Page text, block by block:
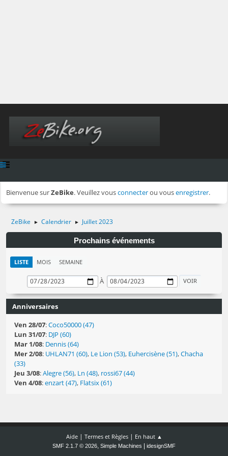
Bienvenue surZeBike. Veuillez vousconnecterou vousenregistrer.
ZeBike ► Calendrier ► Juillet 2023
Prochains événements
LISTE MOIS SEMAINE
À
Anniversaires
Ven 28/07:Coco50000 (47)
Lun 31/07: DJP (60)
Mar 1/08: Dennis (64)
Mer 2/08: UHLAN71 (60), Le Lion (53), Euhercisène (51),Chacha
(33)
Jeu 3/08:Alegre (56), Ln (48), rossi67 (44)
Ven 4/08:enzart (47), Flatsix (61)
Aide| Termes et Règles| En haut ▲
SMF 2.1.7 © 2026, Simple Machines idesignSMF